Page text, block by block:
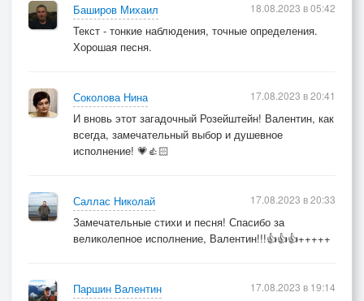
Баширов Михаил
Текст - тонкие наблюдения, точные определения.
Хорошая песня.
18.08.2023 в 05:42
Соколова Нина
И вновь этот загадочный Розейштейн! Валентин, как
всегда, замечательный выбор и душевное
исполнение! 💗👍🏻
17.08.2023 в 20:41
Саллас Николай
Замечательные стихи и песня! Спасибо за
великолепное исполнение, Валентин!!!👍👍👍+++++
17.08.2023 в 20:33
Паршин Валентин
17.08.2023 в 19:14